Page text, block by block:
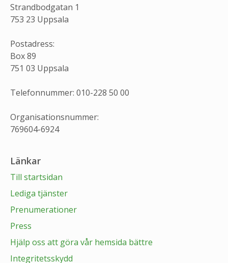
Strandbodgatan 1
753 23 Uppsala
Postadress:
Box 89
751 03 Uppsala
Telefonnummer: 010-228 50 00
Organisationsnummer:
769604-6924
Länkar
Till startsidan
Lediga tjänster
Prenumerationer
Press
Hjälp oss att göra vår hemsida bättre
Integritetsskydd